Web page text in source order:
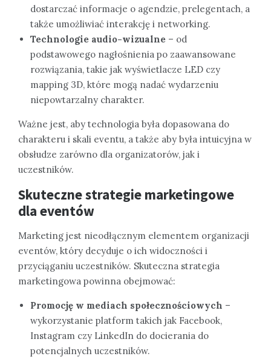
dostarczać informacje o agendzie, prelegentach, a
także umożliwiać interakcję i networking.
Technologie audio-wizualne – od
podstawowego nagłośnienia po zaawansowane
rozwiązania, takie jak wyświetlacze LED czy
mapping 3D, które mogą nadać wydarzeniu
niepowtarzalny charakter.
Ważne jest, aby technologia była dopasowana do
charakteru i skali eventu, a także aby była intuicyjna w
obsłudze zarówno dla organizatorów, jak i
uczestników.
Skuteczne strategie marketingowe
dla eventów
Marketing jest nieodłącznym elementem organizacji
eventów, który decyduje o ich widoczności i
przyciąganiu uczestników. Skuteczna strategia
marketingowa powinna obejmować:
Promocję w mediach społecznościowych –
wykorzystanie platform takich jak Facebook,
Instagram czy LinkedIn do docierania do
potencjalnych uczestników.